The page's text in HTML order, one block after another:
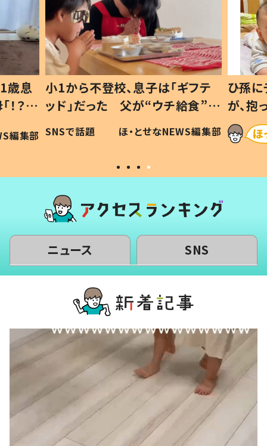
歳息
？」
編集部
小1から不登校、息子は「ギフテ
ッド」だった 父が“ウチ給食”を
作り続ける理由とは #令和の親
#令和の子
SNSで話題 ほ・とせなNEWS編集部
ひ孫
が、
「涙が
い」
ニュース SNS